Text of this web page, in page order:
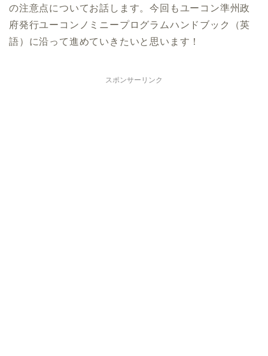
の注意点についてお話します。今回もユーコン準州政
府発行ユーコンノミニープログラムハンドブック（英
語）に沿って進めていきたいと思います！
スポンサーリンク